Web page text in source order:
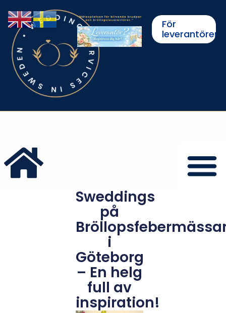
För
leverantörer
Sweddings
på
i
Göteborg
– En helg
full av
inspiration!